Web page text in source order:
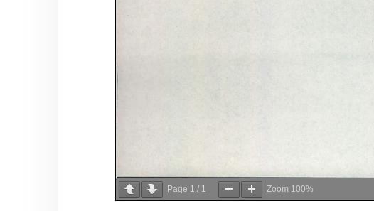
Page 1 / 1 Zoom 100%